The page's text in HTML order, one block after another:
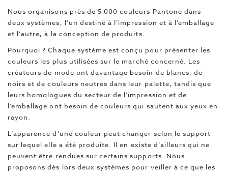
Nous organisons près de 5 000 couleurs Pantone dans
deux systèmes, l’un destiné à l’impression et à l’emballage
et l’autre, à la conception de produits.
Pourquoi ? Chaque système est conçu pour présenter les
couleurs les plus utilisées sur le marché concerné. Les
créateurs de mode ont davantage besoin de blancs, de
noirs et de couleurs neutres dans leur palette, tandis que
leurs homologues du secteur de l’impression et de
l’emballage ont besoin de couleurs qui sautent aux yeux en
rayon.
L’apparence d’une couleur peut changer selon le support
sur lequel elle a été produite. Il en existe d’ailleurs qui ne
peuvent être rendues sur certains supports. Nous
proposons dès lors deux systèmes pour veiller à ce que les